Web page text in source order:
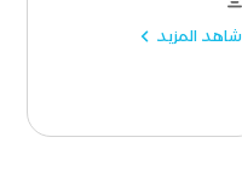
شاهد المزيد